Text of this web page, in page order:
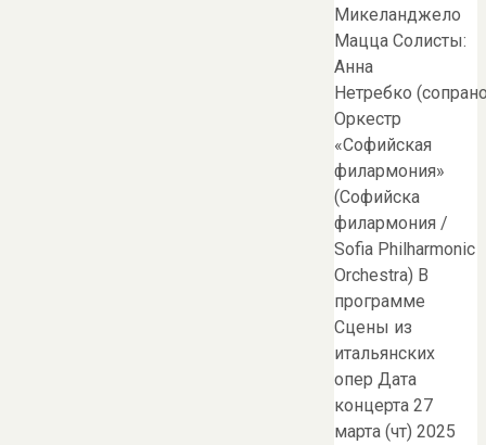
Микеланджело
Мацца Солисты:
Анна
Нетребко
Оркестр
«Софийская
филармония»
(Софийска
филармония /
Sofia Philharmonic
Orchestra) В
программе
Сцены из
итальянских
опер Дата
концерта 27
марта (чт) 2025